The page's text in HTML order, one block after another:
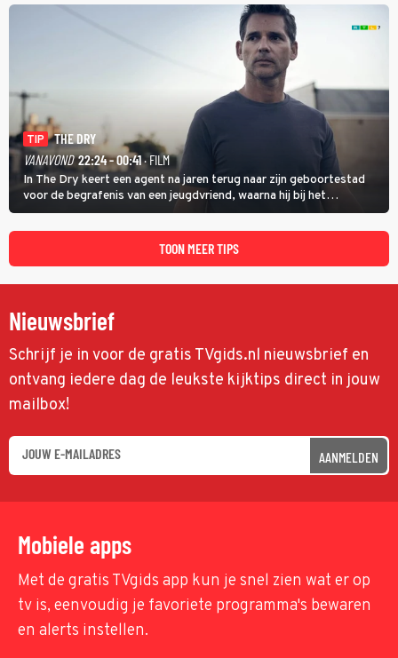
TIP
THE DRY
VANAVOND 22:24 - 00:41· FILM
In The Dry keert een agent na jaren terug naar zijn geboortestad
voor de begrafenis van een jeugdvriend, waarna hij bij het
onderzoeken van diens dood een verband begint te vermoeden
met een oude zaak.
TOON MEER TIPS
Nieuwsbrief
Schrijf je in voor de gratis TVgids.nl nieuwsbrief en
ontvang iedere dag de leukste kijktips direct in jouw
mailbox!
AANMELDEN
Mobiele apps
Met de gratis TVgids app kun je snel zien wat er op
tv is, eenvoudig je favoriete programma's bewaren
en alerts instellen.